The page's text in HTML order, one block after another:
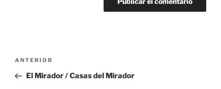
Navegación
entradas
Entrada
anterior:
ANTERIOR
El Mirador / Casas del Mirador